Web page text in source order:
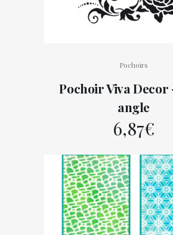
Pochoirs
Pochoir Viva Decor
angle
6,87€